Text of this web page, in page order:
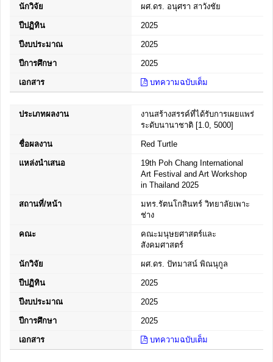
นักวิจัย ผศ.ดร. อนุศรา สาวังชัย
ปีปฏิทิน 2025
ปีงบประมาณ 2025
ปีการศึกษา 2025
เอกสาร บทความฉบับเต็ม
ประเภทผลงาน
งานสร้างสรรค์ที่ได้รับการเผยแพร่
ระดับนานาชาติ [1.0, 5000]
ชื่อผลงาน Red Turtle
แหล่งนำเสนอ
19th Poh Chang International
Art Festival and Art Workshop
in Thailand 2025
สถานที่/หน้า
มทร.รัตนโกสินทร์ วิทยาลัยเพาะ
ช่าง
คณะ
คณะมนุษยศาสตร์และ
สังคมศาสตร์
นักวิจัย ผศ.ดร. ปัทมาสน์ พิณนุกูล
ปีปฏิทิน 2025
ปีงบประมาณ 2025
ปีการศึกษา 2025
เอกสาร บทความฉบับเต็ม